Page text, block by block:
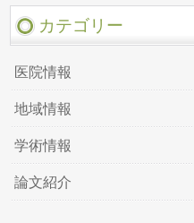
カテゴリー
医院情報
地域情報
学術情報
論文紹介